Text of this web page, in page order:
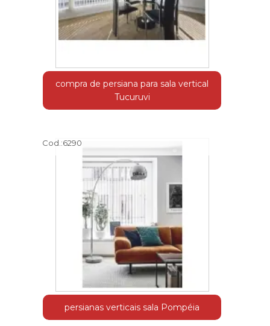
compra de persiana para sala vertical
Tucuruvi
Cod.:6290
persianas verticais sala Pompéia